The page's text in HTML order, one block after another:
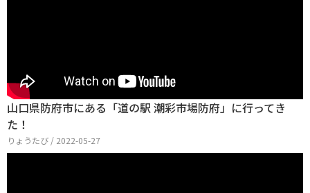
山口県防府市にある「道の駅 潮彩市場防府」に行ってき
た！
りょうたび / 2022-05-27